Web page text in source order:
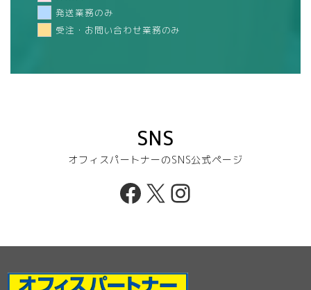
発送業務のみ
受注・お問い合わせ業務のみ
SNS
オフィスパートナーのSNS公式ページ
Facebook
X Instagram